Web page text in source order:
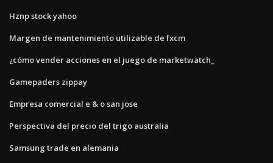
Hznp stock yahoo
Margen de mantenimiento utilizable de fxcm
¿cómo vender acciones en el juego de marketwatch_
Gamepaders zippay
Empresa comercial e & o san jose
Perspectiva del precio del trigo australia
Samsung trade en alemania